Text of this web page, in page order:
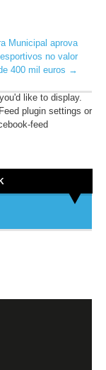
Municipal aprova
no valor
400 mil euros →
like to display.
plugin settings or
feed